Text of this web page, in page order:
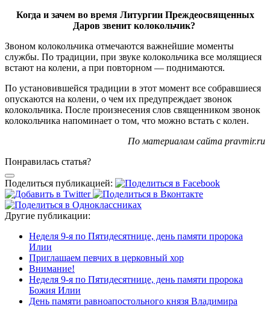
Когда и зачем во время Литургии Преждеосвященных
Даров звенит колокольчик?
Звоном колокольчика отмечаются важнейшие моменты
службы. По традиции, при звуке колокольчика все молящиеся
встают на колени, а при повторном — поднимаются.
По установившейся традиции в этот момент все собравшиеся
опускаются на колени, о чем их предупреждает звонок
колокольчика. После произнесения слов священником звонок
колокольчика напоминает о том, что можно встать с колен.
По материалам сайта pravmir.ru
Понравилась статья?
Поделиться публикацией:
Другие публикации:
Неделя 9-я по Пятидесятнице, день памяти пророка
Илии
Приглашаем певчих в церковный хор
Внимание!
Неделя 9-я по Пятидесятнице, день памяти пророка
Божия Илии
День памяти равноапостольного князя Владимира